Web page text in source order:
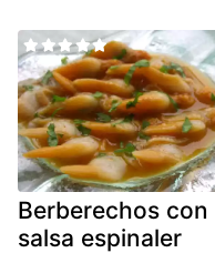
Berberechos con
salsa espinaler